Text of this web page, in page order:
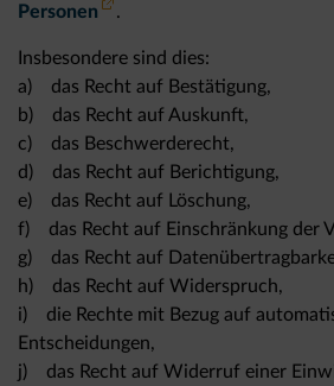
Personen
.
Insbesondere sind dies:
a) das Recht auf Bestätigung,
b) das Recht auf Auskunft,
c) das Beschwerderecht,
d) das Recht auf Berichtigung,
e) das Recht auf Löschung,
f) das Recht auf Einschränkung der
g) das Recht auf
h) das Recht auf Widerspruch,
i) die Rechte mit Bezug auf
Entscheidungen,
j) das Recht auf Widerruf einer